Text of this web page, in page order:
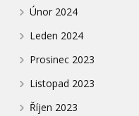
Únor 2024
Leden 2024
Prosinec 2023
Listopad 2023
Říjen 2023